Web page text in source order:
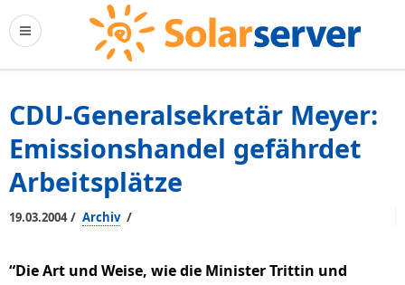
CDU-Generalsekretär Meyer:
Emissionshandel gefährdet
Arbeitsplätze
19.03.2004/ Archiv /
“Die Art und Weise, wie die Minister Trittin und